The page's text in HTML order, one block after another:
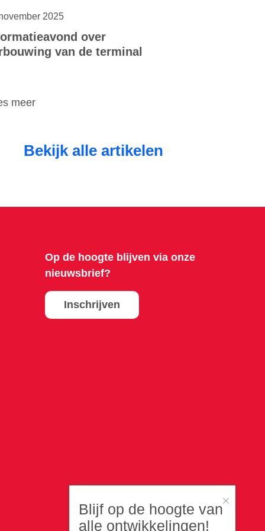
2025
over
van de terminal
meer
Bekijk alle artikelen
Op de hoogte blijven via onze
nieuwsbrief?
Inschrijven
Blijf op de hoogte van
alle ontwikkelingen!